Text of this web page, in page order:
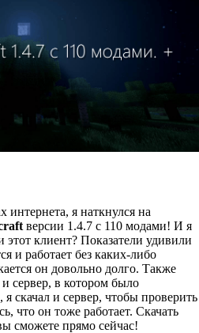
интернета, я наткнулся на
версии 1.4.7 с 110 модами! И я
клиент? Показатели удивили
и работает без каких-либо
он довольно долго. Также
сервер, в котором было
скачал и сервер, чтобы проверить
что он тоже работает. Скачать
сможете прямо сейчас!